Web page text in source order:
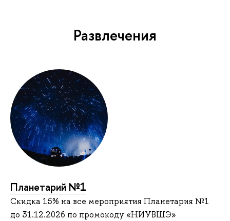
Развлечения
Планетарий №1
Скидка 15% на все мероприятия Планетария №1
до 31.12.2026 по промокоду «НИУВШЭ»